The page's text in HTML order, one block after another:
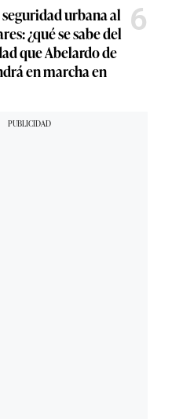
urbana al
¿qué se sabe del
que Abelardo de
en marcha en
6